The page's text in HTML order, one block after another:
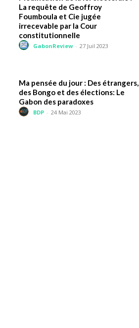
La requête de Geoffroy
Foumboula et Cie jugée
irrecevable par la Cour
constitutionnelle
GabonReview - 27 Juil 2023
Ma pensée du jour : Des étrangers,
des Bongo et des élections: Le
Gabon des paradoxes
BDP - 24 Mai 2023